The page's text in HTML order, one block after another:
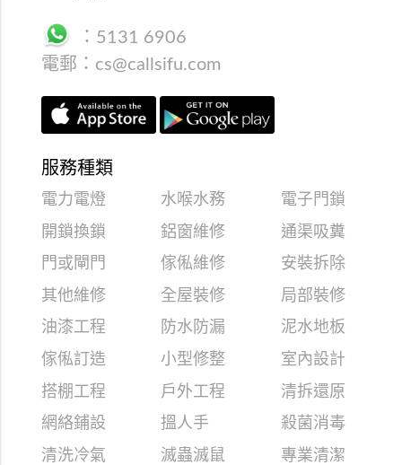
： 5131 6906
電郵： cs@callsifu.com
服務種類
電力電燈 水喉水務
電子門鎖
開鎖換鎖
鋁窗維修
通渠吸糞
門或閘門
傢俬維修
安裝拆除
其他維修
全屋裝修
局部裝修
油漆工程
防水防漏
泥水地板
傢俬訂造
小型修整
室內設計
搭棚工程
戶外工程
清拆還原
網絡鋪設
搵人手
殺菌消毒
清洗冷氣
滅蟲滅鼠
專業清潔